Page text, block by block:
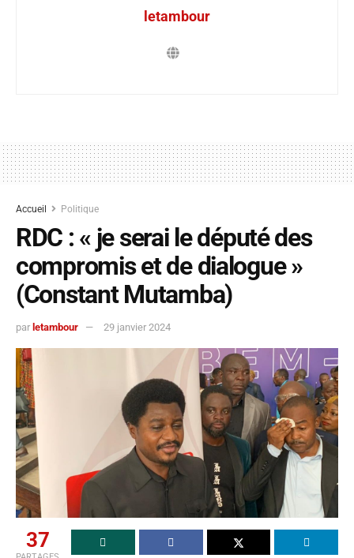
letambour
Accueil Politique
RDC : « je serai le député des
compromis et de dialogue »
(Constant Mutamba)
par letambour 29 janvier 2024
37